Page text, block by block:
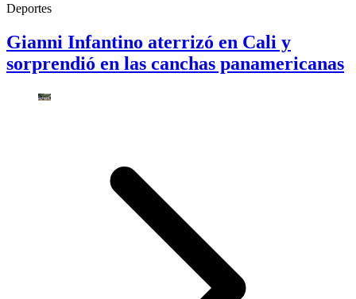
Deportes
Gianni Infantino aterrizó en Cali y
sorprendió en las canchas panamericanas